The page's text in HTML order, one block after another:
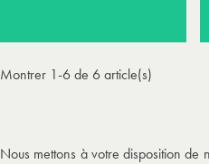
Montrer 1-6 de 6 article(s)
Nous mettons à votre disposition de